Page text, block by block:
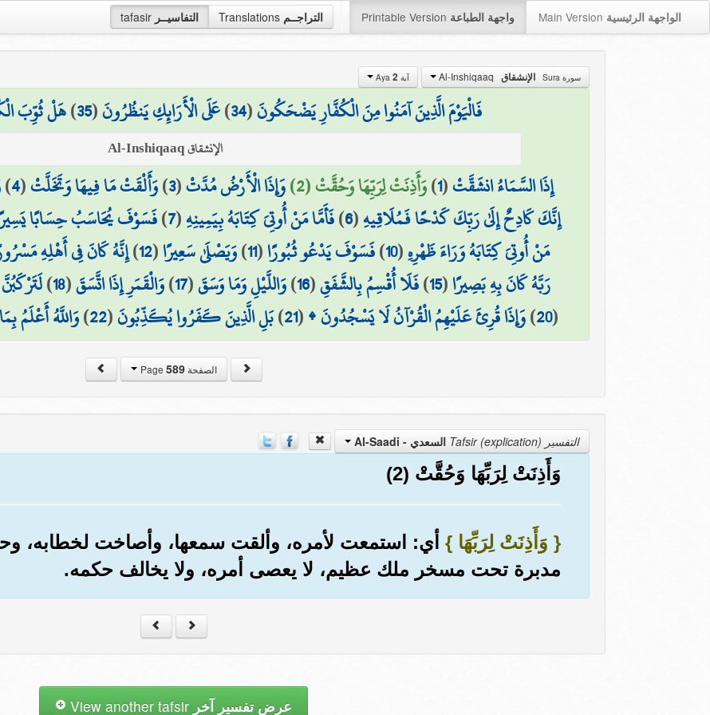
tafasir التفاسيــر Translations التراجــم Printable Version واجهة الطباعة Main Version الواجهة الرئيسية
سورة Sura الإنشقاق آية Aya 2
فَالْيَوْمَ الَّذِينَ آمَنُوا مِنَ الْكُفَّارِ يَضْحَكُونَ(
34
)عَلَى الْأَرَائِكِ يَنظُرُونَ(
35
)هَلْ ثُوِّبَ
الإنشقاق Al-Inshiqaaq
إِذَا السَّمَاءُ انشَقَّتْ(
1
)وَأَذِنَتْ لِرَبِّهَا وَحُقَّتْ (2) وَإِذَا الْأَرْضُ مُدَّتْ(
3
)وَأَلْقَتْ مَا فِيهَا وَتَخَلَّتْ(
4
)
إِنَّكَ كَادِحٌ إِلَىٰ رَبِّكَ كَدْحًا فَمُلَاقِيهِ(
6
)فَأَمَّا مَنْ أُوتِيَ كِتَابَهُ بِيَمِينِهِ(
7
)فَسَوْفَ يُحَاسَبُ حِسَابًا
مَنْ أُوتِيَ كِتَابَهُ وَرَاءَ ظَهْرِهِ(
10
)فَسَوْفَ يَدْعُو ثُبُورًا(
11
)وَيَصْلَىٰ سَعِيرًا(
12
)إِنَّهُ كَانَ فِي أَهْلِهِ
رَبَّهُ كَانَ بِهِ بَصِيرًا(
15
)فَلَا أُقْسِمُ بِالشَّفَقِ(
16
)وَاللَّيْلِ وَمَا وَسَقَ(
17
)وَالْقَمَرِ إِذَا اتَّسَقَ(
18
)
(
20
)وَإِذَا قُرِئَ عَلَيْهِمُ الْقُرْآنُ لَا يَسْجُدُونَ ۩(
21
)بَلِ الَّذِينَ كَفَرُوا يُكَذِّبُونَ(
22
)وَاللَّهُ أَعْلَمُ
الصفحة Page589
التفسير Tafsir (explication) السعدي - Al-Saadi
وَأَذِنَتْ لِرَبِّهَا وَحُقَّتْ (2)
{ وَأَذِنَتْ لِرَبِّهَا } أي: استمعت لأمره، وألقت سمعها، وأصاخت لخطابه،
مدبرة تحت مسخر ملك عظيم، لا يعصى أمره، ولا يخالف حكمه.
عرض تفسير آخر